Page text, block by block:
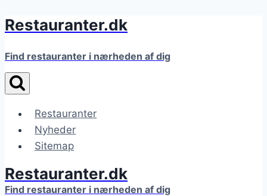
Fortsæt
indhold
Restauranter.dk
Find restauranter i nærheden af dig
Restauranter
Nyheder
Sitemap
Restauranter.dk
Find restauranter i nærheden af dig